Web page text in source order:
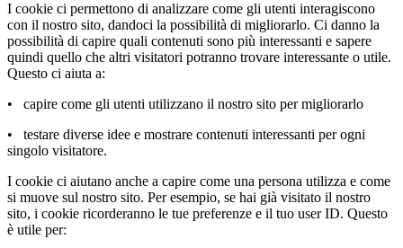
I cookie ci permettono di analizzare come gli utenti interagiscono
con il nostro sito, dandoci la possibilità di migliorarlo. Ci danno la
possibilità di capire quali contenuti sono più interessanti e sapere
quindi quello che altri visitatori potranno trovare interessante o utile.
Questo ci aiuta a:
• capire come gli utenti utilizzano il nostro sito per migliorarlo
• testare diverse idee e mostrare contenuti interessanti per ogni
singolo visitatore.
I cookie ci aiutano anche a capire come una persona utilizza e come
si muove sul nostro sito. Per esempio, se hai già visitato il nostro
sito, i cookie ricorderanno le tue preferenze e il tuo user ID. Questo
è utile per: